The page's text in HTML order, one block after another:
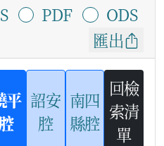
PDF
ODS
匯出
平
腔
詔安
腔
南四
縣腔
回檢
索清
單